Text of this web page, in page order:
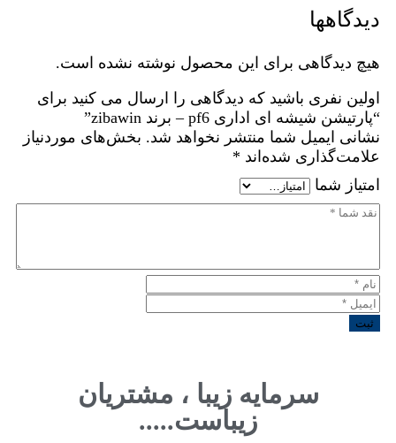
دیدگاهها
هیچ دیدگاهی برای این محصول نوشته نشده است.
اولین نفری باشید که دیدگاهی را ارسال می کنید برای
“پارتیشن شیشه ای اداری pf6 – برند zibawin”
نشانی ایمیل شما منتشر نخواهد شد. بخش‌های موردنیاز
علامت‌گذاری شده‌اند *
امتیاز شما
سرمایه زیبا ، مشتریان
زیباست.....